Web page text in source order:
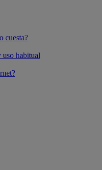
cuesta?
uso habitual